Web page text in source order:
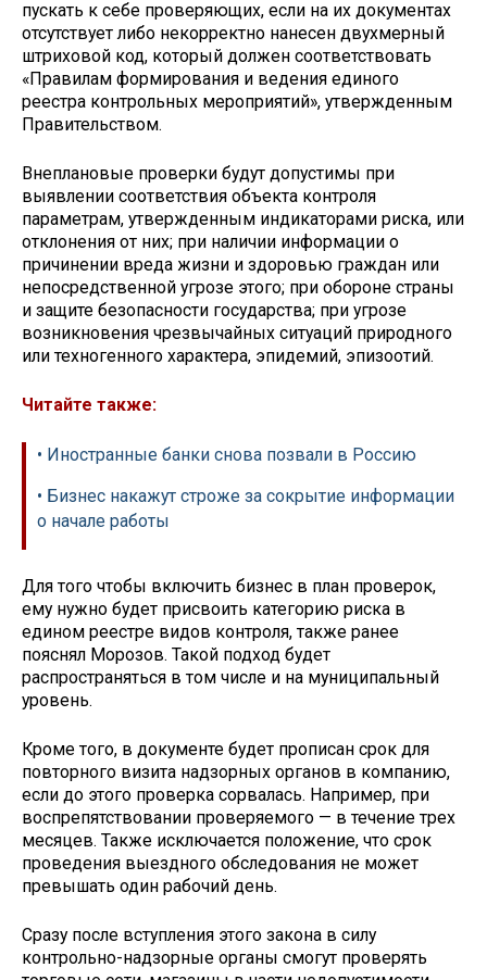
пускать к себе проверяющих, если на их документах
отсутствует либо некорректно нанесен двухмерный
штриховой код, который должен соответствовать
«Правилам формирования и ведения единого
реестра контрольных мероприятий», утвержденным
Правительством.
Внеплановые проверки будут допустимы при
выявлении соответствия объекта контроля
параметрам, утвержденным индикаторами риска, или
отклонения от них; при наличии информации о
причинении вреда жизни и здоровью граждан или
непосредственной угрозе этого; при обороне страны
и защите безопасности государства; при угрозе
возникновения чрезвычайных ситуаций природного
или техногенного характера, эпидемий, эпизоотий.
Читайте также:
• Иностранные банки снова позвали в Россию
• Бизнес накажут строже за сокрытие информации
о начале работы
Для того чтобы включить бизнес в план проверок,
ему нужно будет присвоить категорию риска в
едином реестре видов контроля, также ранее
пояснял Морозов. Такой подход будет
распространяться в том числе и на муниципальный
уровень.
Кроме того, в документе будет прописан срок для
повторного визита надзорных органов в компанию,
если до этого проверка сорвалась. Например, при
воспрепятствовании проверяемого — в течение трех
месяцев. Также исключается положение, что срок
проведения выездного обследования не может
превышать один рабочий день.
Сразу после вступления этого закона в силу
контрольно-надзорные органы смогут проверять